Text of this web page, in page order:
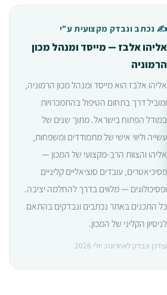
✍️ נכתב ונבדק מקצועית ע"י
אליהו אלבז — מייסד ומנהל מכון
הרמוניה
אליהו אלבז הוא מייסד ומנהל מכון הרמוניה,
ומוביל דרך בתחום הטיפול בהתמכרויות
במודל הפתוח בישראל. מתוך שנים של
עשייה וליווי אישי של מתמודדים ומשפחות,
אליהו והצוות הרב-מקצועי של המכון —
פסיכיאטרים, עובדים סוציאליים קליניים
ופסיכולוגים — מלווים בדרך להחלמה יציבה.
כל התכנים באתר נכתבים ונבדקים בהתאם
לניסיון הקליני של המכון.
עודכן ונבדק לאחרונה: יולי 2026